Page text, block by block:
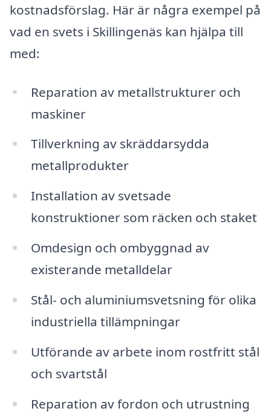
kostnadsförslag. Här är några exempel på
vad en svets i Skillingenäs kan hjälpa till
med:
Reparation av metallstrukturer och
maskiner
Tillverkning av skräddarsydda
metallprodukter
Installation av svetsade
konstruktioner som räcken och staket
Omdesign och ombyggnad av
existerande metalldelar
Stål- och aluminiumsvetsning för olika
industriella tillämpningar
Utförande av arbete inom rostfritt stål
och svartstål
Reparation av fordon och utrustning